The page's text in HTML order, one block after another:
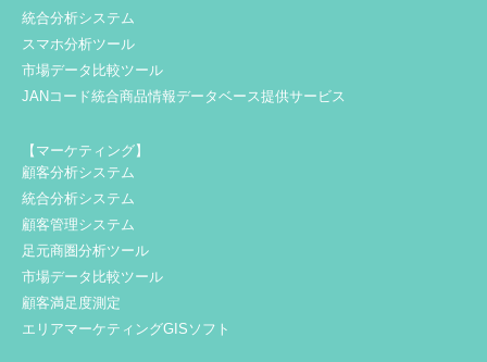
統合分析システム
スマホ分析ツール
市場データ比較ツール
JANコード統合商品情報データベース提供サービス
【マーケティング】
顧客分析システム
統合分析システム
顧客管理システム
足元商圏分析ツール
市場データ比較ツール
顧客満足度測定
エリアマーケティングGISソフト